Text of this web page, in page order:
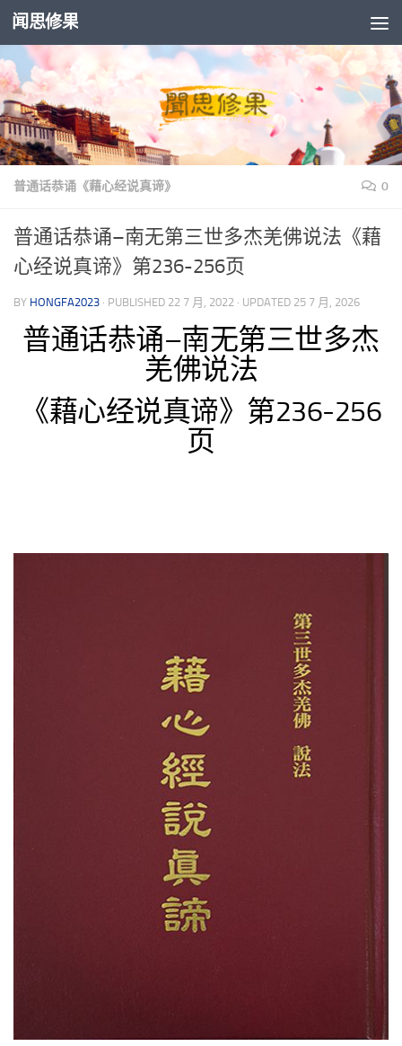
Skip to content
闻思修果
普通话恭诵《藉心经说真谛》 0
普通话恭诵–南无第三世多杰羌佛说法《藉
心经说真谛》第236-256页
BY HONGFA2023 · PUBLISHED 22 7 月, 2022 · UPDATED 25 7 月, 2026
普通话恭诵–南无第三世多杰
羌佛说法
《藉心经说真谛》第236-256
页